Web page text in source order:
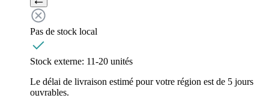
Pas de stock local
Stock externe: 11-20 unités
Le délai de livraison estimé pour votre région est de 5 jours
ouvrables.